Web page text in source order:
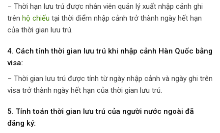
– Thời hạn lưu trú được nhân viên quản lý xuất nhập cảnh ghi
trên hộ chiếu tại thời điểm nhập cảnh trở thành ngày hết hạn
của thời gian lưu trú.
4. Cách tính thời gian lưu trú khi nhập cảnh Hàn Quốc bằng
visa:
– Thời gian lưu trú được tính từ ngày nhập cảnh và ngày ghi trên
visa trở thành ngày hết hạn của thời gian lưu trú.
5. Tính toán thời gian lưu trú của người nước ngoài đã
đăng ký: